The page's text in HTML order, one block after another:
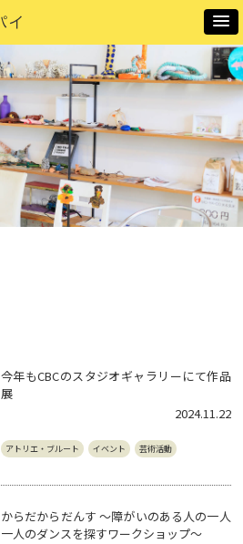
今年もCBCのスタジオギャラリーにて作品
展
2024.11.22
アトリエ・ブルート イベント 芸術活動
からだからだんす 〜障がいのある人の一人
一人のダンスを探すワークショップ〜